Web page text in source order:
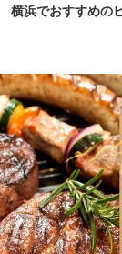
横浜でおすすめの